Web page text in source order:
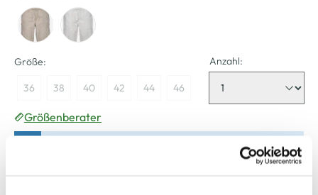
Größe:
36 38 40 42 44 46
Anzahl:
Größenberater